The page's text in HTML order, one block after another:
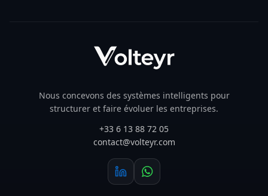
Nous concevons des systèmes intelligents pour
structurer et faire évoluer les entreprises.
+33 6 13 88 72 05
contact@volteyr.com